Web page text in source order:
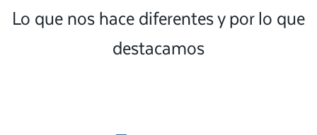
Lo que nos hace diferentes y por lo que
destacamos